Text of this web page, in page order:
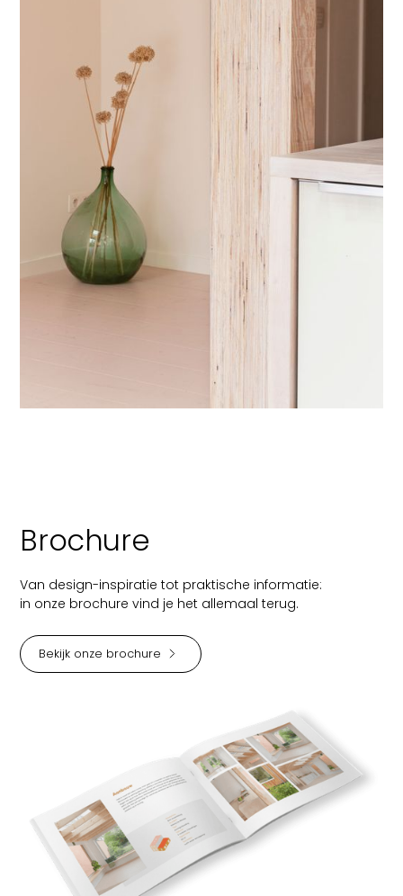
Brochure
Van design-inspiratie tot praktische informatie:
in onze brochure vind je het allemaal terug.
Bekijk onze brochure